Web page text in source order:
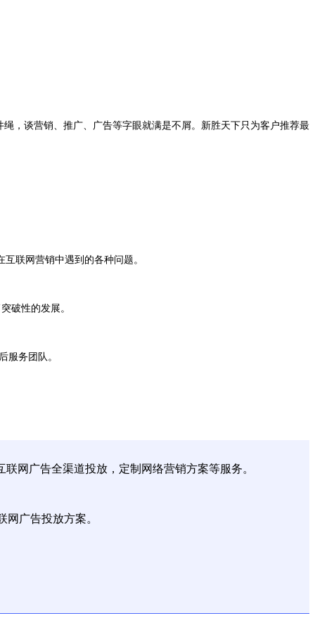
，谈营销、推广、广告等字眼就满是不屑。新胜天下只为客户推荐最
联网营销中遇到的各种问题。
破性的发展。
服务团队。
网广告全渠道投放，定制网络营销方案等服务。
广告投放方案。